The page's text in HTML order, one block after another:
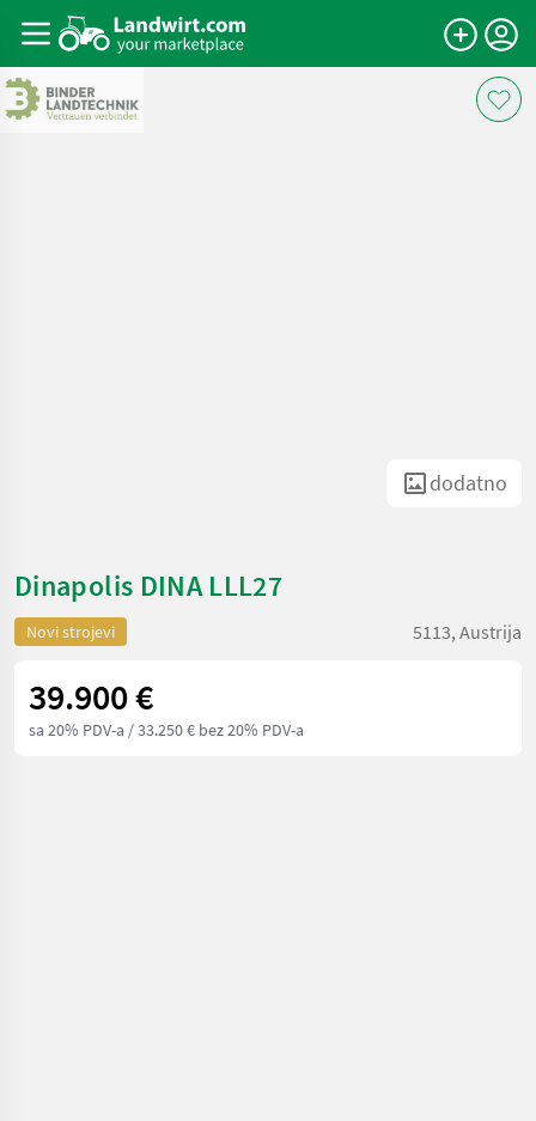
dodatno
Dinapolis DINA LLL27
Novi strojevi 5113, Austrija
39.900 €
sa 20% PDV-a / 33.250 € bez 20% PDV-a